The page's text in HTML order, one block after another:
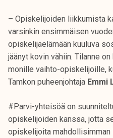
– Opiskelijoiden liikkumista
varsinkin ensimmäisen
opiskelijaelämään kuuluva
jäänyt kovin vähiin. Tilanne
monille vaihto-opiskelijoille,
Tamkon puheenjohtaja Emmi
#Parvi-yhteisöä on
opiskelijoiden kanssa, jotta
opiskelijoita mahdollisimman